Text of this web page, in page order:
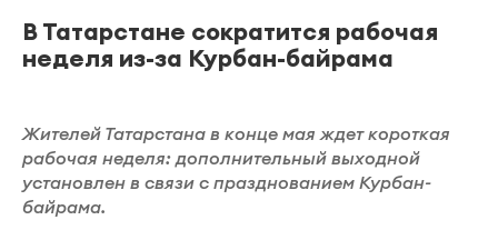
В Татарстане сократится рабочая
неделя из-за Курбан-байрама
Жителей Татарстана в конце мая ждет короткая
рабочая неделя: дополнительный выходной
установлен в связи с празднованием Курбан-
байрама.